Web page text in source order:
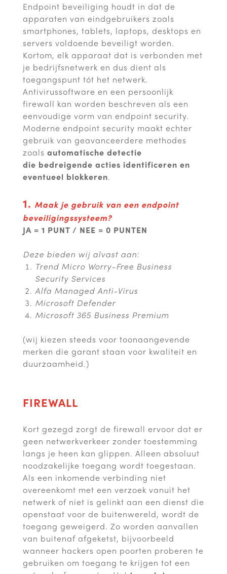
Endpoint beveiliging houdt in dat de
apparaten van eindgebruikers zoals
smartphones, tablets, laptops, desktops en
servers voldoende beveiligt worden.
Kortom, elk apparaat dat is verbonden met
je bedrijfsnetwerk en dus dient als
toegangspunt tót het netwerk.
Antivirussoftware en een persoonlijk
firewall kan worden beschreven als een
eenvoudige vorm van endpoint security.
Moderne endpoint security maakt echter
gebruik van geavanceerdere methodes
zoals automatische detectie
die bedreigende acties identificeren en
eventueel blokkeren.
1. Maak je gebruik van een endpoint
beveiligingssysteem?
JA = 1 PUNT / NEE = 0 PUNTEN
Deze bieden wij alvast aan:
Trend Micro Worry-Free Business
Security Services
Alfa Managed Anti-Virus
Microsoft Defender
Microsoft 365 Business Premium
(wij kiezen steeds voor toonaangevende
merken die garant staan voor kwaliteit en
duurzaamheid.)
FIREWALL
Kort gezegd zorgt de firewall ervoor dat er
geen netwerkverkeer zonder toestemming
langs je heen kan glippen. Alleen absoluut
noodzakelijke toegang wordt toegestaan.
Als een inkomende verbinding niet
overeenkomt met een verzoek vanuit het
netwerk of niet is gelinkt aan een dienst die
openstaat voor de buitenwereld, wordt de
toegang geweigerd. Zo worden aanvallen
van buitenaf afgeketst, bijvoorbeeld
wanneer hackers open poorten proberen te
gebruiken om toegang te krijgen tot een